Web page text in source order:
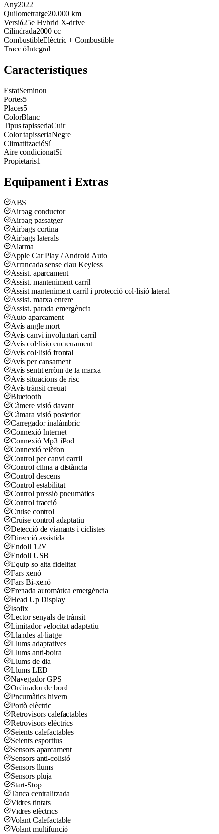
Any2022
Quilometratge20.000 km
Versió25e Hybrid X-drive
Cilindrada2000 cc
CombustibleElèctric + Combustible
TraccióIntegral
Característiques
EstatSeminou
Portes5
Places5
ColorBlanc
Tipus tapisseriaCuir
Color tapisseriaNegre
ClimatitzacióSí
Aire condicionatSí
Propietaris1
Equipament i Extras
ABS
Airbag conductor
Airbag passatger
Airbags cortina
Airbags laterals
Alarma
Apple Car Play / Android Auto
Arrancada sense clau Keyless
Assist. aparcament
Assist. manteniment carril
Assist manteniment carril i protecció col·lisió lateral
Assist. marxa enrere
Assist. parada emergència
Auto aparcament
Avís angle mort
Avís canvi involuntari carril
Avís col·lisio encreuament
Avís col·lisió frontal
Avís per cansament
Avís sentit erròni de la marxa
Avís situacions de risc
Avís trànsit creuat
Bluetooth
Càmere visió davant
Càmara visió posterior
Carregador inalàmbric
Connexió Internet
Connexió Mp3-iPod
Connexió telèfon
Control per canvi carril
Control clima a distància
Control descens
Control estabilitat
Control pressió pneumàtics
Control tracció
Cruise control
Cruise control adaptatiu
Detecció de vianants i ciclistes
Direcció assistida
Endoll 12V
Endoll USB
Equip so alta fidelitat
Fars xenó
Fars Bi-xenó
Frenada automàtica emergència
Head Up Display
Isofix
Lector senyals de trànsit
Limitador velocitat adaptatiu
Llandes al·liatge
Llums adaptatives
Llums anti-boira
Llums de dia
Llums LED
Navegador GPS
Ordinador de bord
Pneumàtics hivern
Portò elèctric
Retrovisors calefactables
Retrovisors elèctrics
Seients calefactables
Seients esportius
Sensors aparcament
Sensors anti-colisió
Sensors llums
Sensors pluja
Start-Stop
Tanca centralitzada
Vidres tintats
Vidres elèctrics
Volant Calefactable
Volant multifunció